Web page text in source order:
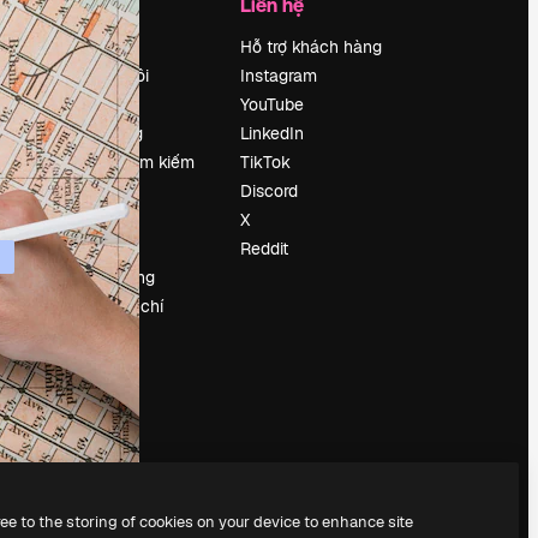
Bảng giá
Về chúng tôi
Reviews
Tuyển dụng
Xu hướng tìm kiếm
Blog
Sự kiện
Slidesgo
Bán nội dung
Phòng báo chí
Tìm kiếm
magnific.ai
Hỗ trợ khách hàng
Instagram
YouTube
LinkedIn
TikTok
Discord
X
Reddit
to the storing of cookies on your device to enhance site